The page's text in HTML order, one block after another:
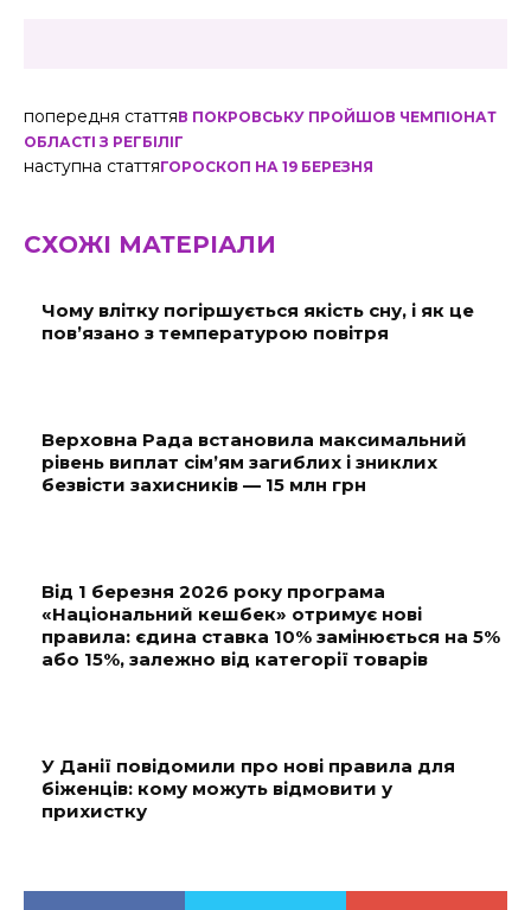
попередня статтяВ ПОКРОВСЬКУ ПРОЙШОВ ЧЕМПІОНАТ
ОБЛАСТІ З РЕГБІЛІГ
наступна статтяГОРОСКОП НА 19 БЕРЕЗНЯ
СХОЖІ МАТЕРІАЛИ
Чому влітку погіршується якість сну, і як це
пов’язано з температурою повітря
Верховна Рада встановила максимальний
рівень виплат сім’ям загиблих і зниклих
безвісти захисників — 15 млн грн
Від 1 березня 2026 року програма
«Національний кешбек» отримує нові
правила: єдина ставка 10% замінюється на 5%
або 15%, залежно від категорії товарів
У Данії повідомили про нові правила для
біженців: кому можуть відмовити у
прихистку